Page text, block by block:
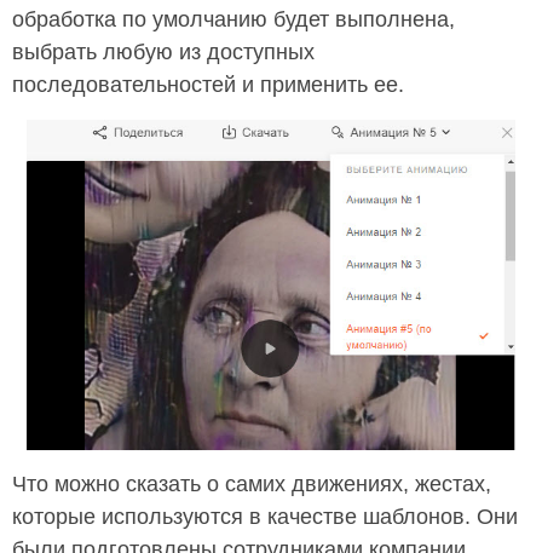
обработка по умолчанию будет выполнена,
выбрать любую из доступных
последовательностей и применить ее.
Что можно сказать о самих движениях, жестах,
которые используются в качестве шаблонов. Они